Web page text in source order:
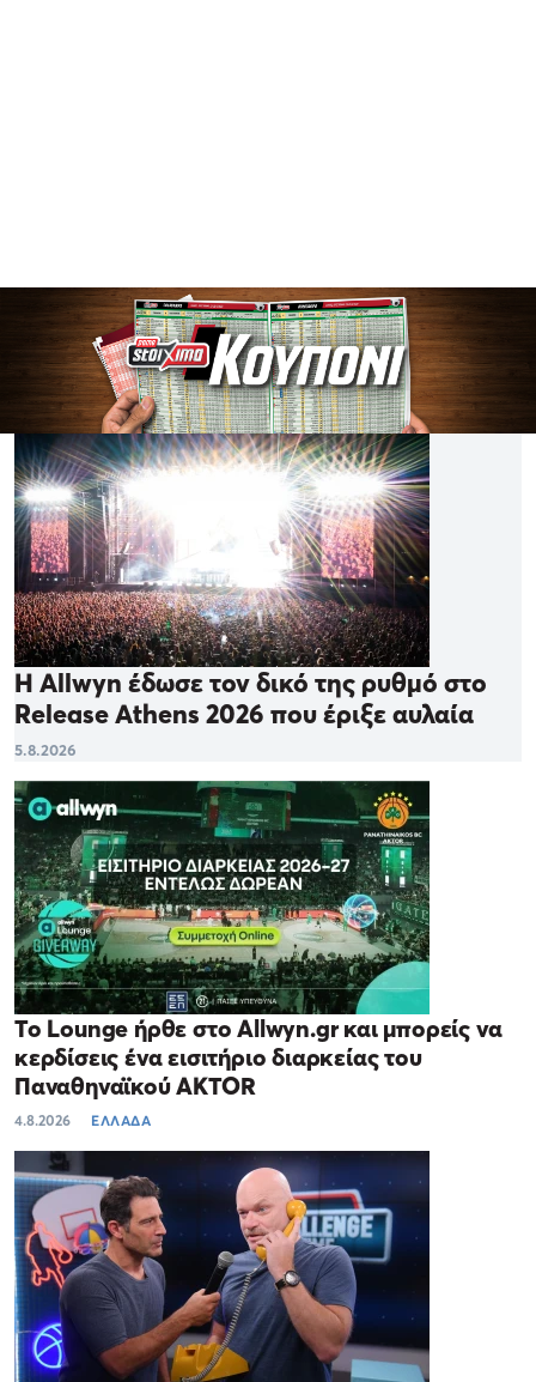
Η Allwyn έδωσε τον δικό της ρυθμό στο
Release Athens 2026 που έριξε αυλαία
5.8.2026
Το Lounge ήρθε στο Allwyn.gr και μπορείς να
κερδίσεις ένα εισιτήριο διαρκείας του
Παναθηναϊκού AKTOR
4.8.2026 ΕΛΛΑΔΑ